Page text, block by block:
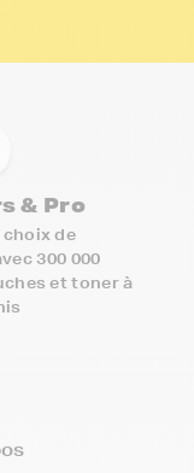
& Pro
de
300 000
et toner à